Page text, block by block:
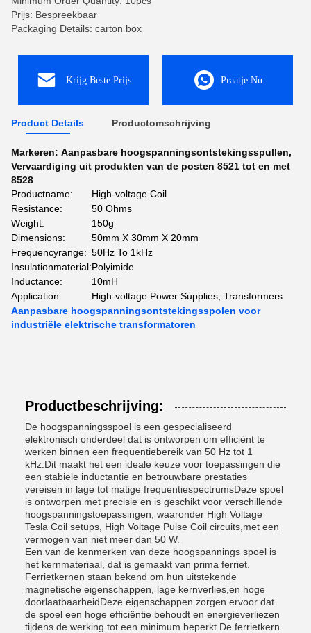
Prijs: Bespreekbaar
Packaging Details: carton box
Krijg Beste Prijs Praatje Nu
Product Details Productomschrijving
Markeren: Aanpasbare hoogspanningsontstekingsspullen,
Vervaardiging uit produkten van de posten 8521 tot en met
8528
Productname:
High-voltage Coil
Resistance:
50 Ohms
Weight:
150g
Dimensions:
50mm X 30mm X 20mm
Frequencyrange: 50Hz To 1kHz
Insulationmaterial:Polyimide
Inductance:
10mH
Application:
High-voltage Power Supplies, Transformers
Aanpasbare hoogspanningsontstekingsspolen voor
industriële elektrische transformatoren
Productbeschrijving:
De hoogspanningsspoel is een gespecialiseerd
elektronisch onderdeel dat is ontworpen om efficiënt te
werken binnen een frequentiebereik van 50 Hz tot 1
kHz.Dit maakt het een ideale keuze voor toepassingen die
een stabiele inductantie en betrouwbare prestaties
vereisen in lage tot matige frequentiespectrumsDeze spoel
is ontworpen met precisie en is geschikt voor verschillende
hoogspanningstoepassingen, waaronder High Voltage
Tesla Coil setups, High Voltage Pulse Coil circuits,met een
vermogen van niet meer dan 50 W.
Een van de kenmerken van deze hoogspannings spoel is
het kernmateriaal, dat is gemaakt van prima ferriet.
Ferrietkernen staan bekend om hun uitstekende
magnetische eigenschappen, lage kernverlies,en hoge
doorlaatbaarheidDeze eigenschappen zorgen ervoor dat
de spoel een hoge efficiëntie behoudt en energieverliezen
tijdens de werking tot een minimum beperkt.De ferrietkern